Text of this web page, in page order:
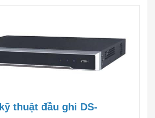
thuật đầu ghi DS-